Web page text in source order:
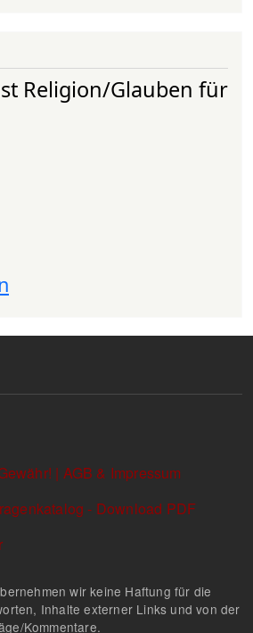
Religion/Glauben für
| AGB & Impressum
- Download PDF
wir keine Haftung für die
Inhalte externer Links und von der
Kommentare.